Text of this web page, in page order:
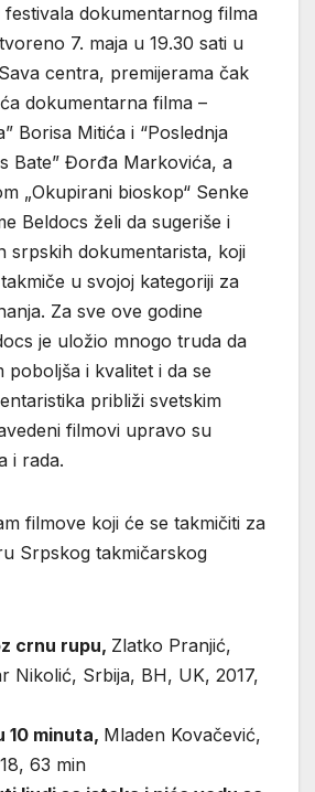
dokumentarnog filma
7. maja u 19.30 sati u
centra, premijerama čak
dokumentarna filma –
Borisa Mitića i “Poslednja
Bate” Đorđa Markovića, a
„Okupirani bioskop“ Senke
Beldocs želi da sugeriše i
srpskih dokumentarista, koji
u svojoj kategoriji za
Za sve ove godine
je uložio mnogo truda da
poboljša i kvalitet i da se
približi svetskim
filmovi upravo su
i rada.
filmove koji će se takmičiti za
Srpskog takmičarskog
crnu rupu, Zlatko Pranjić,
Nikolić, Srbija, BH, UK, 2017,
10 minuta, Mladen Kovačević,
63 min